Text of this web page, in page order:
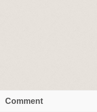
Comment